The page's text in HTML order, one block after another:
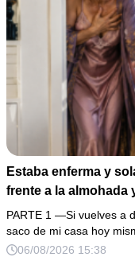
Estaba enferma y
frente a la almohada
esposo regresó un
amor, yo te cuidaré”.
grabadora bajo la
PARTE 1 —Si vuelves a
saco de mi casa hoy
06/08/2026 15:38